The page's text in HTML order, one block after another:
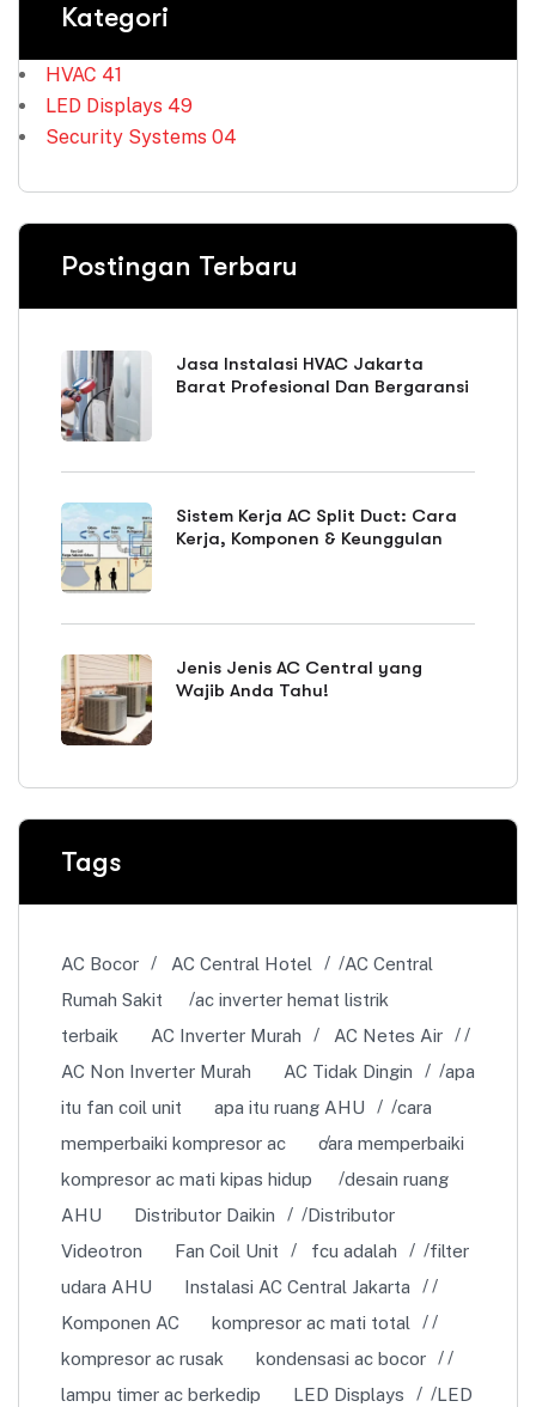
Kategori
HVAC 41
LED Displays 49
Security Systems 04
Postingan Terbaru
Jasa Instalasi HVAC Jakarta
Barat Profesional Dan Bergaransi
Sistem Kerja AC Split Duct: Cara
Kerja, Komponen & Keunggulan
Jenis Jenis AC Central yang
Wajib Anda Tahu!
Tags
AC Bocor AC Central Hotel
AC Central
Rumah Sakit
ac inverter hemat listrik
terbaik
AC Inverter Murah
AC Netes Air
AC Non Inverter Murah
AC Tidak Dingin
apa
itu fan coil unit
apa itu ruang AHU
cara
memperbaiki kompresor ac
cara memperbaiki
kompresor ac mati kipas hidup
desain ruang
AHU
Distributor Daikin
Distributor
Videotron
Fan Coil Unit fcu adalah
filter
udara AHU
Instalasi AC Central Jakarta
Komponen AC
kompresor ac mati total
kompresor ac rusak
kondensasi ac bocor
lampu timer ac berkedip
LED Displays
LED